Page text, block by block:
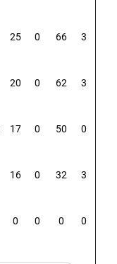
25 0 66 3
20 0 62 3
17 0 50 0
16 0 32 3
0 0 0 0